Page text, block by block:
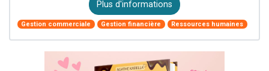
Plus d'informations
Gestion commerciale Gestion financière Ressources humaines